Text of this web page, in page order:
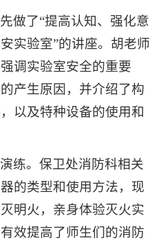
做了“提高认知、强化意
实验室”的讲座。胡老师
调实验室安全的重要
产生原因，并介绍了构
以及特种设备的使用和
练。保卫处消防科相关
的类型和使用方法，现
明火，亲身体验灭火实
效提高了师生们的消防